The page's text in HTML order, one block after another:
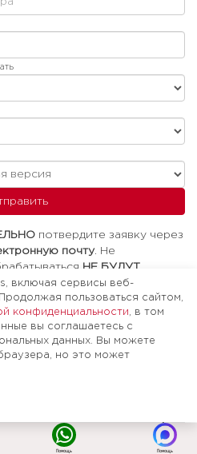
потвердите заявку через
почту. Не
НЕ БУДУТ
активированы в XDIAG
+
Помощь Помощь
включая сервисы веб-
пользоваться сайтом,
конфиденциальности , в том
вы соглашаетесь с
данных. Вы можете
но это может